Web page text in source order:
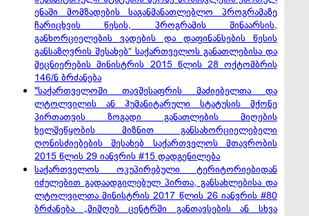
ენაში მომზადების საგანმანათლებლო პროგრამაზე
ჩარიცხვის წესის, პროგრამის შინაარსის,
განხორციელების ვადების და დაფინანსების წესის
განსაზღვრის შესახებ“ საქართველოს განათლებისა და
მეცნიერების მინისტრის 2015 წლის 28 ოქტომბრის
146/ნ ბრძანება
"საქართველოში თავშესაფრის მაძიებელთა და
ლტოლვილის ან ჰუმანიტარული სტატუსის მქონე
პირთათვის ზოგადი განათლების მიღების
ხელშეწყობის მიზნით განსახორციელებელი
ღონისძიებების შესახებ საქართველოს მთავრობის
2015 წლის 29 იანვრის #15 დადგენილება
საქართველოს ოკუპირებული ტერიტორიებიდან
იძულებით გადაადგილებულ პირთა, განსახლებისა და
ლტოლვილთა მინისტრის 2017 წლის 26 იანვრის #80
ბრძანება „მიმღებ ცენტრში განთავსების ან სხვა